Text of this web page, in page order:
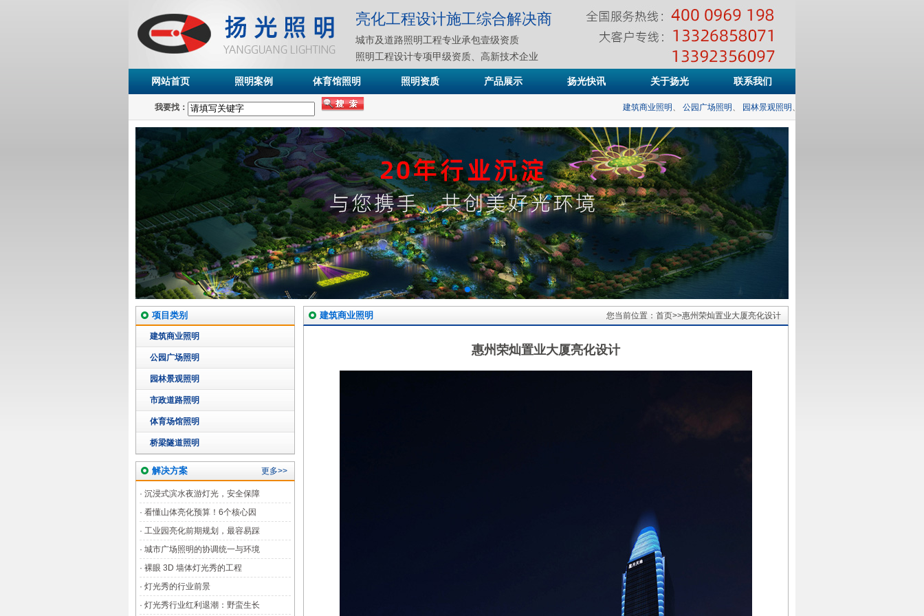
亮化工程设计施工综合解决商
城市及道路照明工程专业承包壹级资质
照明工程设计专项甲级资质、高新技术企业
网站首页 照明案例 体育馆照明 照明资质 产品展示 扬光快讯 关于扬光 联系我们
我要找： 建筑商业照明、公园广场照明、园林景观照明、市政道路照明
项目类别
建筑商业照明
公园广场照明
园林景观照明
市政道路照明
体育场馆照明
桥梁隧道照明
解决方案 更多>>
· 沉浸式滨水夜游灯光，安全保障
· 看懂山体亮化预算！6个核心因
· 工业园亮化前期规划，最容易踩
· 城市广场照明的协调统一与环境
· 裸眼 3D 墙体灯光秀的工程
· 灯光秀的行业前景
· 灯光秀行业红利退潮：野蛮生长
建筑商业照明 您当前位置：首页>>惠州荣灿置业大厦亮化设计
惠州荣灿置业大厦亮化设计